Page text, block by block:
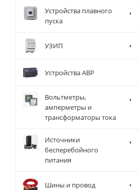
Устройства плавного
пуска
УЗИП
Устройства АВР
Вольтметры,
амперметры и
трансформаторы тока
Источники
бесперебойного
питания
Шины и провод